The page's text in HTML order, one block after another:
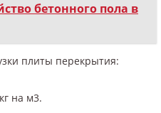
бетонного пола в
плиты перекрытия:
на м3.